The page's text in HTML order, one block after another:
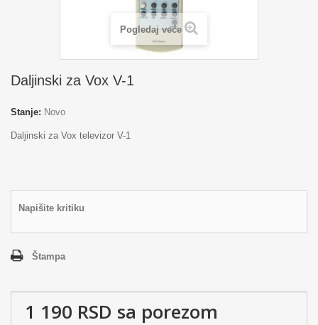
Pogledaj veće
Daljinski za Vox V-1
Stanje: Novo
Daljinski za Vox televizor V-1
Napišite kritiku
Štampa
1 190 RSD sa porezom